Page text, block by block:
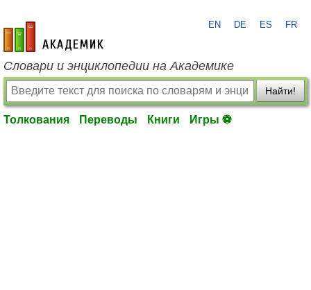
academic.ru
EN DE ES FR
Словари и энциклопедии на Академике
Найти!
Толкования Переводы Книги Игры ⚽